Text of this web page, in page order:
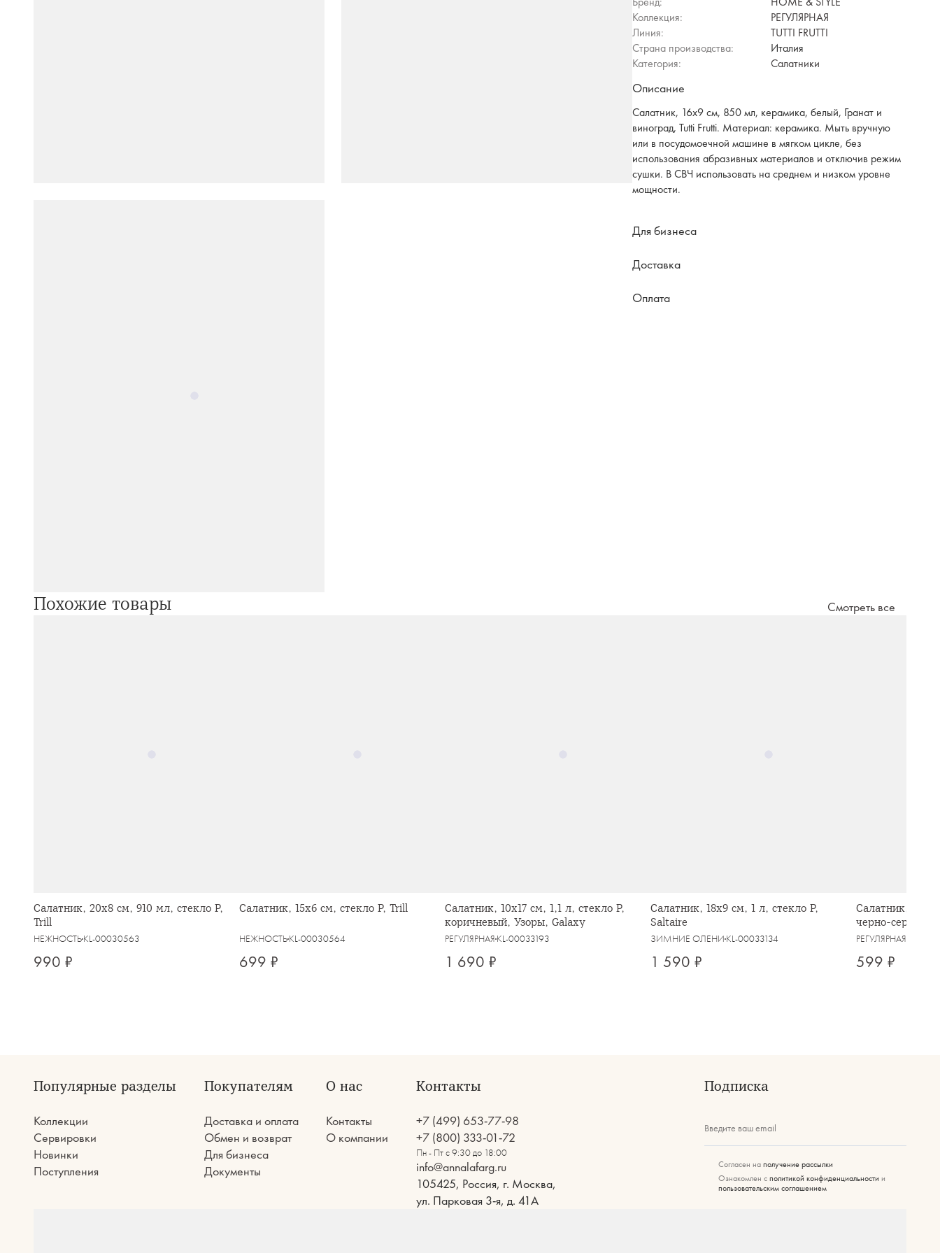
Коллекция:
РЕГУЛЯРНАЯ
Линия:
TUTTI FRUTTI
Страна производства:
Италия
Категория:
Салатники
Описание
Салатник, 16х9 см, 850 мл, керамика, белый, Гранат и
виноград, Tutti Frutti. Материал: керамика. Мыть вручную
или в посудомоечной машине в мягком цикле, без
использования абразивных материалов и отключив режим
сушки. В СВЧ использовать на среднем и низком уровне
мощности.
Для бизнеса
Доставка
Оплата
Похожие товары Смотреть все
Салатник, 20х8 см, 910 мл, стекло Р,
Trill
НЕЖНОСТЬKL-00030563
990 ₽
Салатник, 15х6 см, стекло Р, Trill
НЕЖНОСТЬKL-00030564
699 ₽
Салатник, 10х17 см, 1,1 л, стекло Р,
коричневый, Узоры, Galaxy
РЕГУЛЯРНАЯ KL-00033193
1 690 ₽
Салатник, 18х9 см, 1 л, стекло Р,
Saltaire
ЗИМНИЕ ОЛЕНИ KL-00033134
1 590 ₽
Салатник,
черно-серый, в
РЕГУЛЯРНАЯ
599 ₽
Популярные разделы
Коллекции
Сервировки
Новинки
Поступления
Покупателям
Доставка и оплата
Обмен и возврат
Для бизнеса
Документы
О нас
Контакты
О компании
Контакты
+7 (499) 653-77-98
+7 (800) 333-01-72
Пн - Пт с 9:30 до 18:00
info@annalafarg.ru
105425, Россия, г. Москва,
ул. Парковая 3-я, д. 41А
Подписка
Введите ваш email
Согласен на получение рассылки
Ознакомлен с политикой конфиденциальности и
пользовательским соглашением